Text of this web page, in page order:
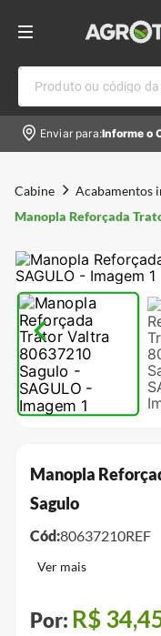
Produto ou código
Enviar para:Informe o
Cabine Acabamentos
Manopla Reforçada
Manopla
Sagulo
Cód:80637210REF
R$34,